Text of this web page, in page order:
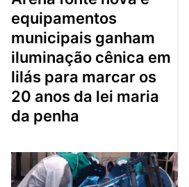
equipamentos
municipais ganham
iluminação cênica em
lilás para marcar os
20 anos da lei maria
da penha